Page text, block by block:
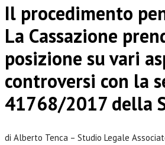
Il procedimento
La Cassazione
posizione su vari
controversi con la
41768/2017 della
di Alberto Tenca – Studio Legale